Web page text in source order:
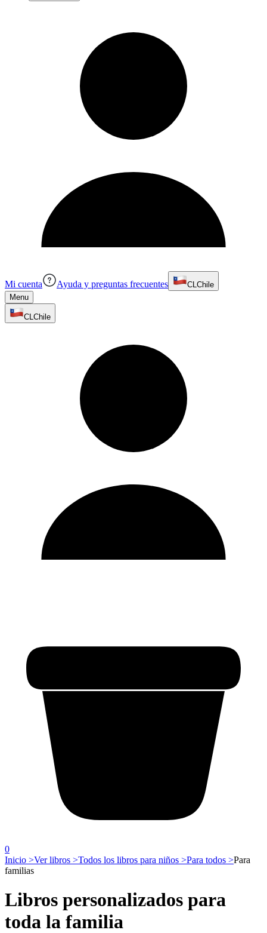
Mi cuenta Ayuda y preguntas frecuentes CL Chile
Menu
CL Chile
0
Inicio >Ver libros >Todos los libros para niños >Para todos >Para
familias
Libros personalizados para
toda la familia